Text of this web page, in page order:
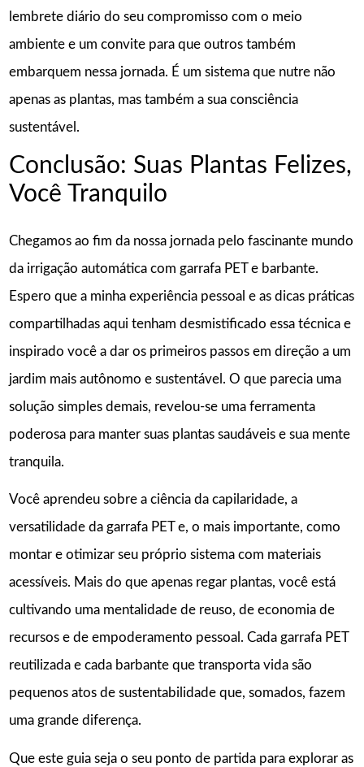
lembrete diário do seu compromisso com o meio
ambiente e um convite para que outros também
embarquem nessa jornada. É um sistema que nutre não
apenas as plantas, mas também a sua consciência
sustentável.
Conclusão: Suas Plantas Felizes,
Você Tranquilo
Chegamos ao fim da nossa jornada pelo fascinante mundo
da irrigação automática com garrafa PET e barbante.
Espero que a minha experiência pessoal e as dicas práticas
compartilhadas aqui tenham desmistificado essa técnica e
inspirado você a dar os primeiros passos em direção a um
jardim mais autônomo e sustentável. O que parecia uma
solução simples demais, revelou-se uma ferramenta
poderosa para manter suas plantas saudáveis e sua mente
tranquila.
Você aprendeu sobre a ciência da capilaridade, a
versatilidade da garrafa PET e, o mais importante, como
montar e otimizar seu próprio sistema com materiais
acessíveis. Mais do que apenas regar plantas, você está
cultivando uma mentalidade de reuso, de economia de
recursos e de empoderamento pessoal. Cada garrafa PET
reutilizada e cada barbante que transporta vida são
pequenos atos de sustentabilidade que, somados, fazem
uma grande diferença.
Que este guia seja o seu ponto de partida para explorar as